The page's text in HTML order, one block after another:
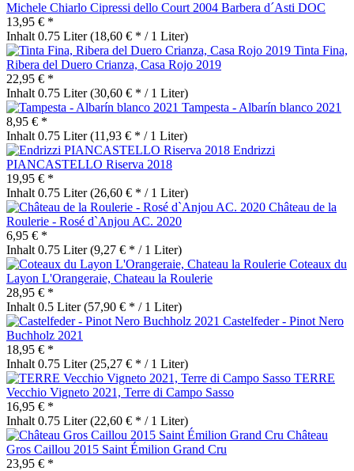
Michele Chiarlo Cipressi dello Court 2004 Barbera d´Asti DOC
13,95 € *
Inhalt 0.75 Liter(18,60 € * / 1 Liter)
Tinta Fina,
Ribera del Duero Crianza, Casa Rojo 2019
22,95 € *
Inhalt 0.75 Liter(30,60 € * / 1 Liter)
Tampesta - Albarín blanco 2021
8,95 € *
Inhalt 0.75 Liter(11,93 € * / 1 Liter)
Endrizzi
PIANCASTELLO Riserva 2018
19,95 € *
Inhalt 0.75 Liter(26,60 € * / 1 Liter)
Château de la
Roulerie - Rosé d`Anjou AC. 2020
6,95 € *
Inhalt 0.75 Liter(9,27 € * / 1 Liter)
Coteaux du
Layon L'Orangeraie, Chateau la Roulerie
28,95 € *
Inhalt 0.5 Liter(57,90 € * / 1 Liter)
Castelfeder - Pinot Nero
Buchholz 2021
18,95 € *
Inhalt 0.75 Liter(25,27 € * / 1 Liter)
TERRE
Vecchio Vigneto 2021, Terre di Campo Sasso
16,95 € *
Inhalt 0.75 Liter(22,60 € * / 1 Liter)
Château
Gros Caillou 2015 Saint Émilion Grand Cru
23,95 € *